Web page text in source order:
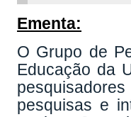
Ementa:
O Grupo de
Educação da
pesquisas e